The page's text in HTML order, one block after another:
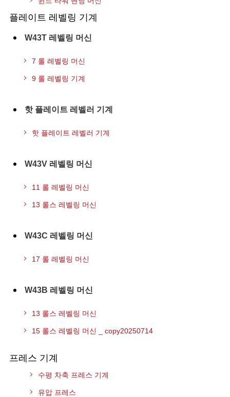
플레이트 레벨링 기계
W43T 레벨링 머신
7 롤 레벨링 머신
9 롤 레벨링 기계
핫 플레이트 레벨러 기계
핫 플레이트 레벨러 기계
W43V 레벨링 머신
11 롤 레벨링 머신
13 롤스 레벨링 머신
W43C 레벨링 머신
17 롤 레벨링 머신
W43B 레벨링 머신
13 롤스 레벨링 머신
15 롤스 레벨링 머신 _ copy20250714
프레스 기계
수평 차축 프레스 기계
유압 프레스